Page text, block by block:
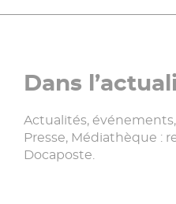
Dans
Actualités,
Presse, Médiathèque :
Docaposte.